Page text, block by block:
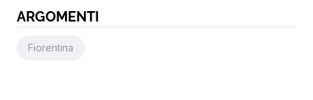
ARGOMENTI
Fiorentina